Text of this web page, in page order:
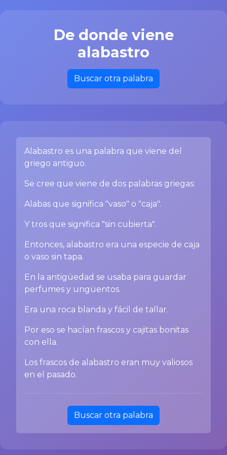
De donde viene
alabastro
Buscar otra palabra
Alabastro es una palabra que viene del
griego antiguo.
Se cree que viene de dos palabras griegas:
Alabas que significa "vaso" o "caja".
Y tros que significa "sin cubierta".
Entonces, alabastro era una especie de caja
o vaso sin tapa.
En la antigüedad se usaba para guardar
perfumes y ungüentos.
Era una roca blanda y fácil de tallar.
Por eso se hacían frascos y cajitas bonitas
con ella.
Los frascos de alabastro eran muy valiosos
en el pasado.
Buscar otra palabra